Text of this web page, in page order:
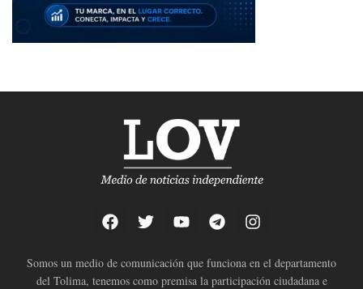
Somos un medio de comunicación que funciona en el departamento
del Tolima, tenemos como premisa la participación ciudadana e